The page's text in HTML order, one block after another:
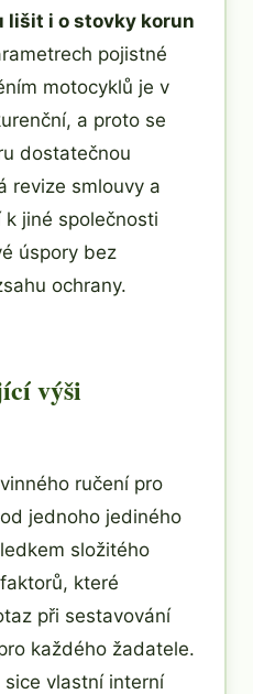
lišit i o stovky korun
pojistné
motocyklů je v
a proto se
dostatečnou
revize smlouvy a
jiné společnosti
úspory bez
ochrany.
výši
ručení pro
jednoho jediného
složitého
které
při sestavování
každého žadatele.
vlastní interní